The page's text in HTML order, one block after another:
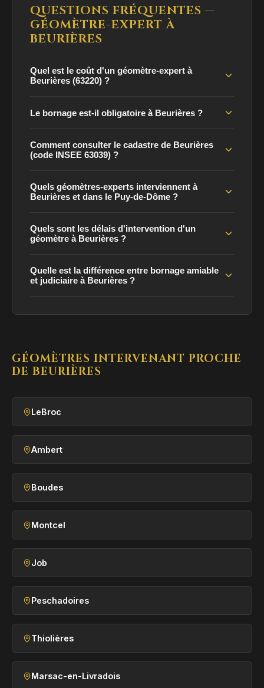
QUESTIONS FRÉQUENTES —
GÉOMÈTRE-EXPERT À
BEURIÈRES
Quel est le coût d'un géomètre-expert à
Beurières (63220) ?
Le bornage est-il obligatoire à Beurières ?
Comment consulter le cadastre de Beurières
(code INSEE 63039) ?
Quels géomètres-experts interviennent à
Beurières et dans le Puy-de-Dôme ?
Quels sont les délais d'intervention d'un
géomètre à Beurières ?
Quelle est la différence entre bornage amiable
et judiciaire à Beurières ?
GÉOMÈTRES INTERVENANT PROCHE
DE BEURIÈRES
LeBroc
Ambert
Boudes
Montcel
Job
Peschadoires
Thiolières
Marsac-en-Livradois